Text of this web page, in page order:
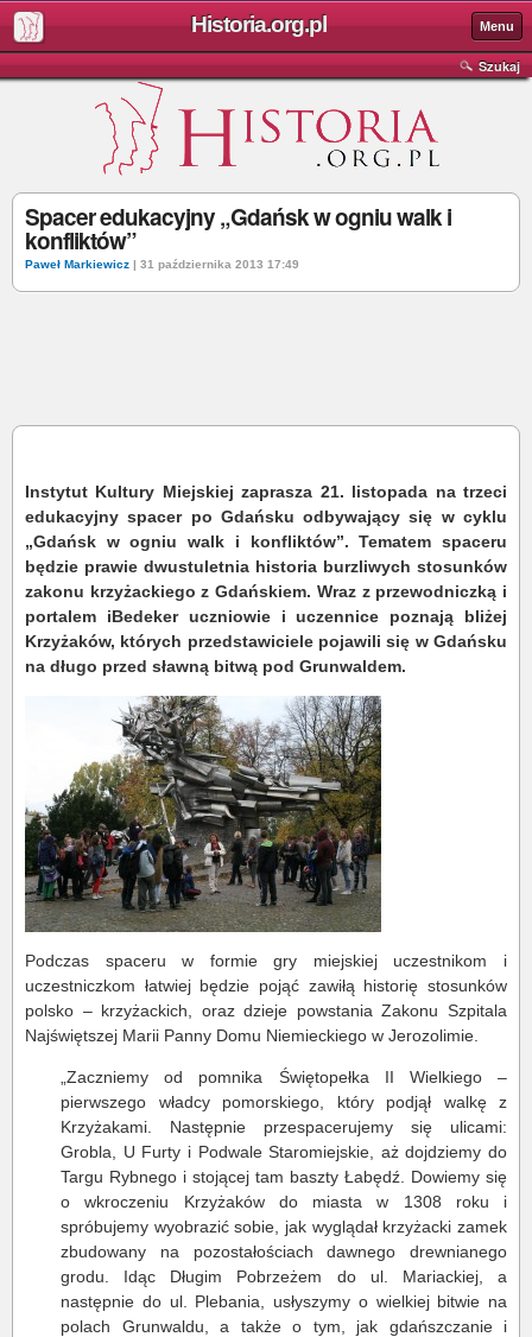
Historia.org.pl Menu
Szukaj
Spacer edukacyjny „Gdańsk w ogniu walk i
konfliktów”
Paweł Markiewicz | 31 października 2013 17:49
Instytut Kultury Miejskiej zaprasza 21. listopada na trzeci
edukacyjny spacer po Gdańsku odbywający się w cyklu
„Gdańsk w ogniu walk i konfliktów”. Tematem spaceru
będzie prawie dwustuletnia historia burzliwych stosunków
zakonu krzyżackiego z Gdańskiem. Wraz z przewodniczką i
portalem iBedeker uczniowie i uczennice poznają bliżej
Krzyżaków, których przedstawiciele pojawili się w Gdańsku
na długo przed sławną bitwą pod Grunwaldem.
Podczas spaceru w formie gry miejskiej uczestnikom i
uczestniczkom łatwiej będzie pojąć zawiłą historię stosunków
polsko – krzyżackich, oraz dzieje powstania Zakonu Szpitala
Najświętszej Marii Panny Domu Niemieckiego w Jerozolimie.
„Zaczniemy od pomnika Świętopełka II Wielkiego –
pierwszego władcy pomorskiego, który podjął walkę z
Krzyżakami. Następnie przespacerujemy się ulicami:
Grobla, U Furty i Podwale Staromiejskie, aż dojdziemy do
Targu Rybnego i stojącej tam baszty Łabędź. Dowiemy się
o wkroczeniu Krzyżaków do miasta w 1308 roku i
spróbujemy wyobrazić sobie, jak wyglądał krzyżacki zamek
zbudowany na pozostałościach dawnego drewnianego
grodu. Idąc Długim Pobrzeżem do ul. Mariackiej, a
następnie do ul. Plebania, usłyszymy o wielkiej bitwie na
polach Grunwaldu, a także o tym, jak gdańszczanie i